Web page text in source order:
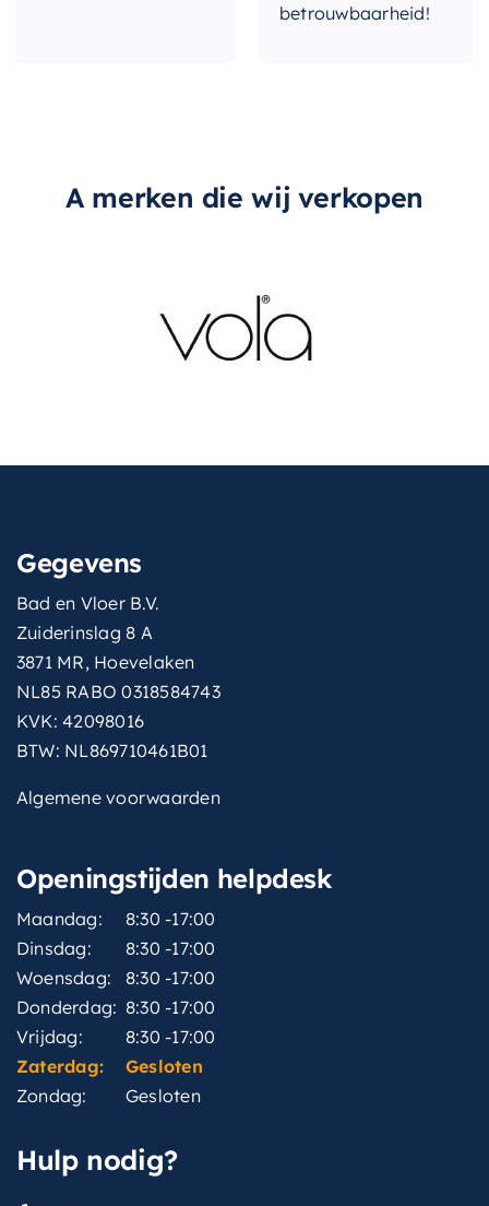
betrouwbaarheid!
A merken die wij verkopen
Gegevens
Bad en Vloer B.V.
Zuiderinslag 8 A
3871 MR, Hoevelaken
NL85 RABO 0318584743
KVK: 42098016
BTW: NL869710461B01
Algemene voorwaarden
Openingstijden helpdesk
Maandag:
8:30 -17:00
Dinsdag:
8:30 -17:00
Woensdag:
8:30 -17:00
Donderdag: 8:30 -17:00
Vrijdag:
8:30 -17:00
Zaterdag:
Gesloten
Zondag:
Gesloten
Hulp nodig?